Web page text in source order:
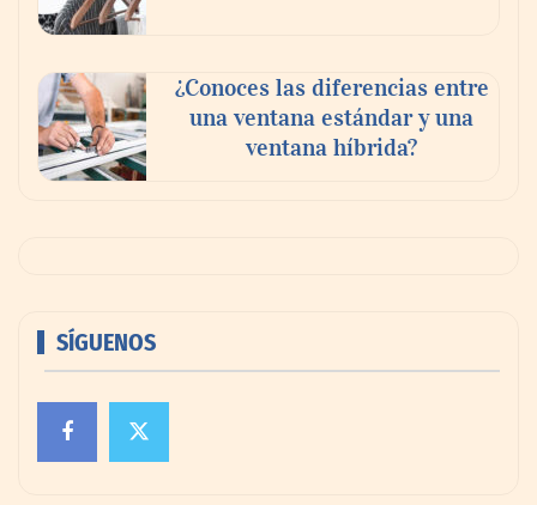
¿Conoces las diferencias entre
una ventana estándar y una
ventana híbrida?
SÍGUENOS